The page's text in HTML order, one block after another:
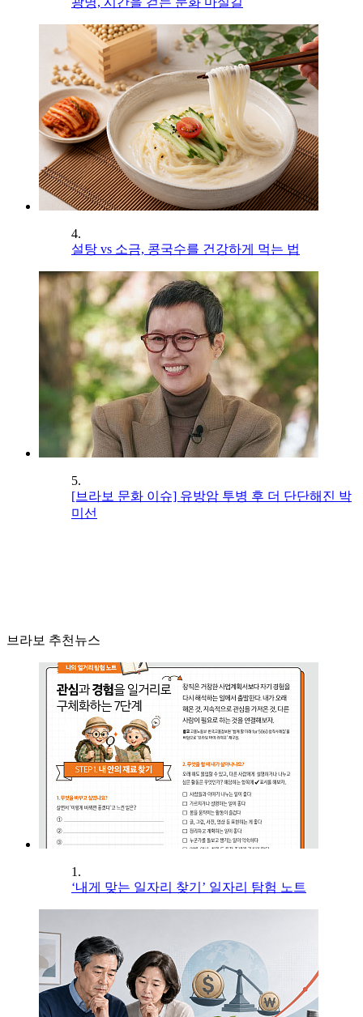
4.
설탕 vs 소금, 콩국수를 건강하게 먹는 법
5.
[브라보 문화 이슈] 유방암 투병 후 더 단단해진 박
미선
브라보 추천뉴스
1.
‘내게 맞는 일자리 찾기’ 일자리 탐험 노트